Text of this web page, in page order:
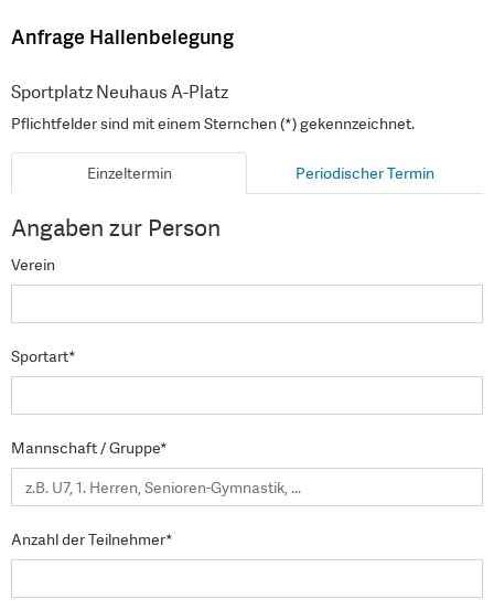
Anfrage Hallenbelegung
Sportplatz Neuhaus A-Platz
Pflichtfelder sind mit einem Sternchen (*) gekennzeichnet.
Einzeltermin Periodischer Termin
Angaben zur Person
Verein
Sportart*
Mannschaft / Gruppe*
Anzahl der Teilnehmer*